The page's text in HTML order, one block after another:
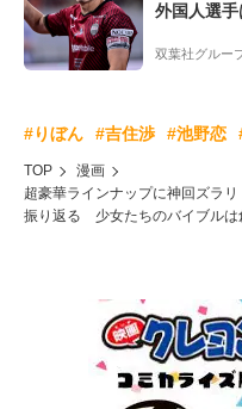
外国人選
双葉社グルー
#りぼん #吉住渉 #池野恋
TOP
漫画
超豪華ラインナップに神回ズラ
振り返る 少女たちのバイブルは